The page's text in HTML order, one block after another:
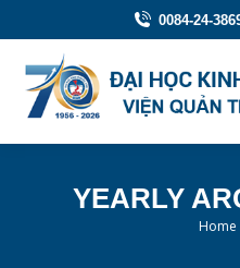
0084-24-
YEARLY
You
Home